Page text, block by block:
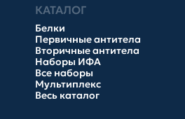
КАТАЛОГ
Белки
Первичные антитела
Вторичные антитела
Наборы ИФА
Все наборы
Мультиплекс
Весь каталог